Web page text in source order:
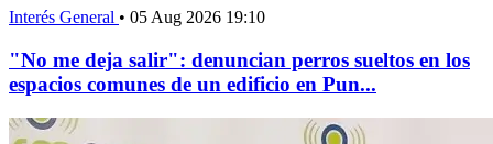
Interés General • 05 Aug 2026 19:10
"No me deja salir": denuncian perros sueltos en los
espacios comunes de un edificio en Pun...